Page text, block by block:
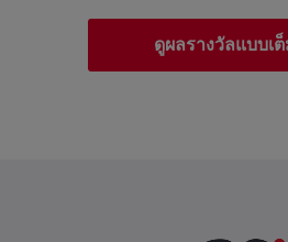
ดูผลรางวัลแบบเ